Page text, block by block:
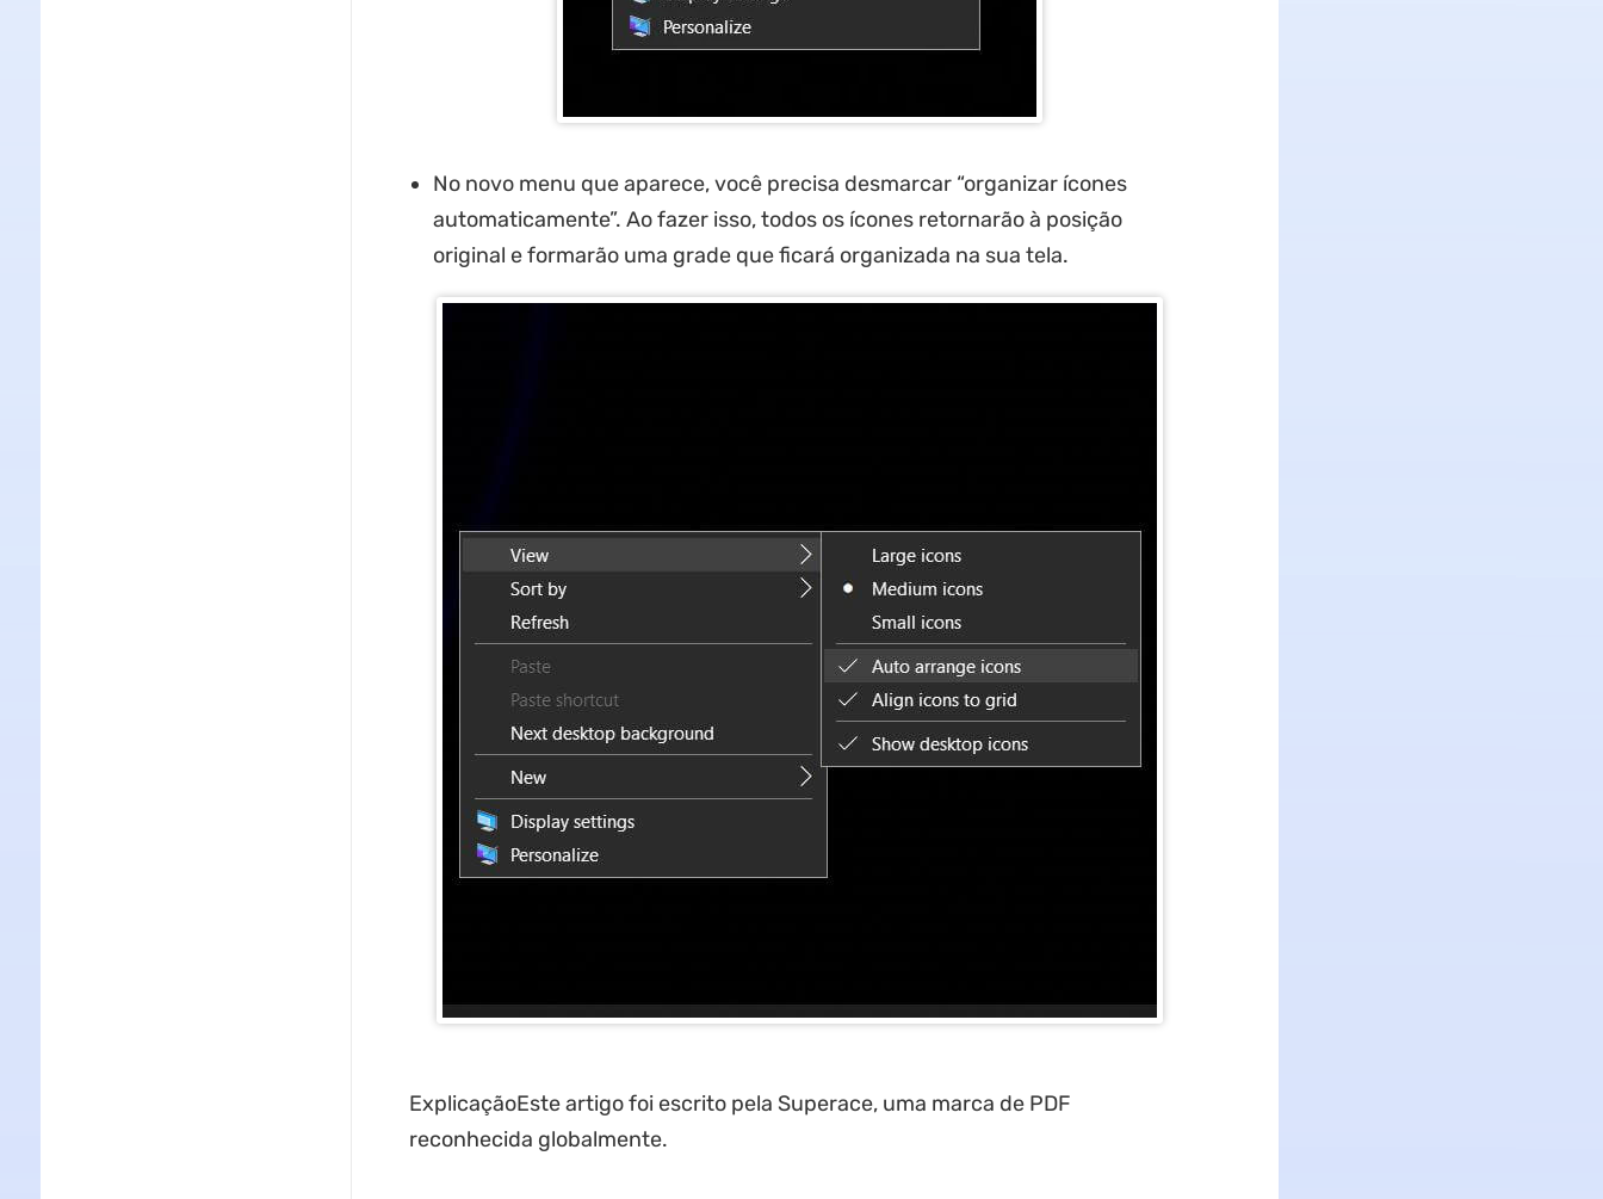
No novo menu que aparece, você precisa desmarcar “organizar ícones
automaticamente”. Ao fazer isso, todos os ícones retornarão à posição
original e formarão uma grade que ficará organizada na sua tela.
ExplicaçãoEste artigo foi escrito pela Superace, uma marca de PDF
reconhecida globalmente.